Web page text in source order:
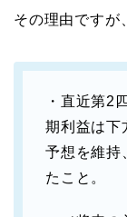
その理由ですが、
・直近第2
期利益は下
予想を維持
たこと。